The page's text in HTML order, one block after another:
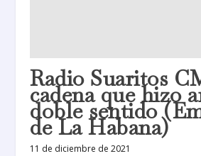
Radio Suaritos
cadena que hizo
doble sentido
de La Habana)
11 de diciembre de 2021